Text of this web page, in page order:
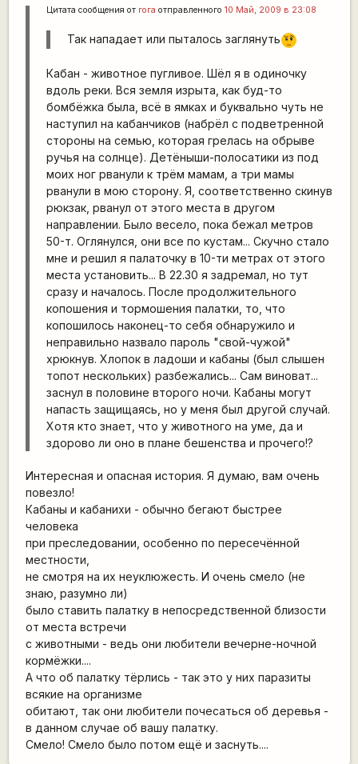
Цитата сообщения от гога отправленного 10 Май, 2009 в 23:08
Так нападает или пыталось заглянуть???
Кабан - животное пугливое. Шёл я в одиночку
вдоль реки. Вся земля изрыта, как буд-то
бомбёжка была, всё в ямках и буквально чуть не
наступил на кабанчиков (набрёл с подветренной
стороны на семью, которая грелась на обрыве
ручья на солнце). Детёныши-полосатики из под
моих ног рванули к трём мамам, а три мамы
рванули в мою сторону. Я, соответственно скинув
рюкзак, рванул от этого места в другом
направлении. Было весело, пока бежал метров
50-т. Оглянулся, они все по кустам... Скучно стало
мне и решил я палаточку в 10-ти метрах от этого
места установить... В 22.30 я задремал, но тут
сразу и началось. После продолжительного
копошения и тормошения палатки, то, что
копошилось наконец-то себя обнаружило и
неправильно назвало пароль "свой-чужой"
хрюкнув. Хлопок в ладоши и кабаны (был слышен
топот нескольких) разбежались... Сам виноват...
заснул в половине второго ночи. Кабаны могут
напасть защищаясь, но у меня был другой случай.
Хотя кто знает, что у животного на уме, да и
здорово ли оно в плане бешенства и прочего!?
Интересная и опасная история. Я думаю, вам очень
повезло!
Кабаны и кабанихи - обычно бегают быстрее
человека
при преследовании, особенно по пересечённой
местности,
не смотря на их неуклюжесть. И очень смело (не
знаю, разумно ли)
было ставить палатку в непосредственной близости
от места встречи
с животными - ведь они любители вечерне-ночной
кормёжки....
А что об палатку тёрлись - так это у них паразиты
всякие на организме
обитают, так они любители почесаться об деревья -
в данном случае об вашу палатку.
Смело! Смело было потом ещё и заснуть....